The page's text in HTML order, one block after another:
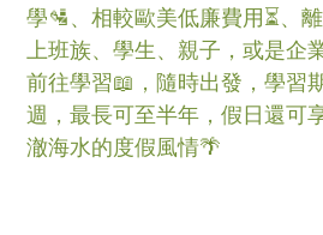
學🛂、相較歐美低廉費用⏳、
上班族、學生、親子，或是企
前往學習📖，隨時出發，學習
週，最長可至半年，假日還可
澈海水的度假風情🌴